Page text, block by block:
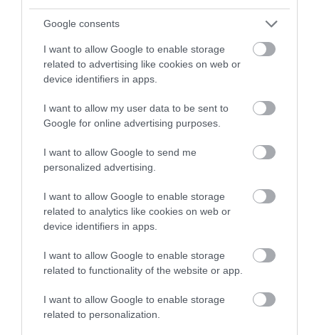
Google consents
I want to allow Google to enable storage
related to advertising like cookies on web or
device identifiers in apps.
I want to allow my user data to be sent to
Google for online advertising purposes.
I want to allow Google to send me
personalized advertising.
I want to allow Google to enable storage
related to analytics like cookies on web or
device identifiers in apps.
I want to allow Google to enable storage
related to functionality of the website or app.
I want to allow Google to enable storage
related to personalization.
szerint azonban hiába a rettegés, a legtöbb utas
ennek ellenére is repülőre száll:
AZ UTASOK GYAKRAN
IZGULNAK, IZZADNAK, SŐT
ALKUDOZNAK MAGUKKAL
VAGY MÁSOKKAL, DE ETTŐL
MÉG A LEGTÖBBEN NEM
MINDIG VANNAK OLYANOK,
AKIK NEM AKARNAK A
GÉPEN LENNI, DE VÉGÜL